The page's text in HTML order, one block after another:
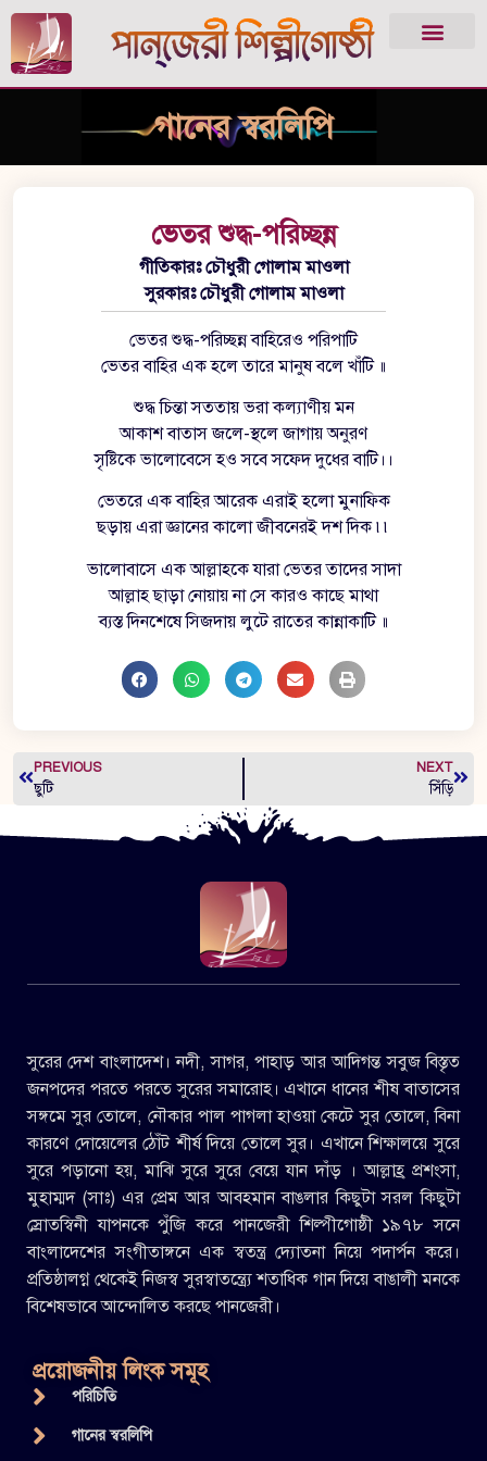
গানের স্বরলিপি
ভেতর শুদ্ধ-পরিচ্ছন্ন
গীতিকারঃ চৌধুরী গোলাম মাওলা
সুরকারঃ চৌধুরী গোলাম মাওলা
ভেতর শুদ্ধ-পরিচ্ছন্ন বাহিরেও পরিপাটি
ভেতর বাহির এক হলে তারে মানুষ বলে খাঁটি ॥
শুদ্ধ চিন্তা সততায় ভরা কল্যাণীয় মন
আকাশ বাতাস জলে-স্থলে জাগায় অনুরণ
সৃষ্টিকে ভালোবেসে হও সবে সফেদ দুধের বাটি।।
ভেতরে এক বাহির আরেক এরাই হলো মুনাফিক
ছড়ায় এরা জ্ঞানের কালো জীবনেরই দশ দিক ৷৷
ভালোবাসে এক আল্লাহকে যারা ভেতর তাদের সাদা
আল্লাহ ছাড়া নোয়ায় না সে কারও কাছে মাথা
ব্যস্ত দিনশেষে সিজদায় লুটে রাতের কান্নাকাটি ॥
PREVIOUS
ছুটি
NEXT
সিঁড়ি
সুরের দেশ বাংলাদেশ। নদী, সাগর, পাহাড় আর আদিগন্ত সবুজ বিস্তৃত
জনপদের পরতে পরতে সুরের সমারোহ। এখানে ধানের শীষ বাতাসের
সঙ্গমে সুর তোলে, নৌকার পাল পাগলা হাওয়া কেটে সুর তোলে, বিনা
কারণে দোয়েলের ঠোঁট শীর্ষ দিয়ে তোলে সুর। এখানে শিক্ষালয়ে সুরে
সুরে পড়ানো হয়, মাঝি সুরে সুরে বেয়ে যান দাঁড় । আল্লাহ্র প্রশংসা,
মুহাম্মদ (সাঃ) এর প্রেম আর আবহমান বাঙলার কিছুটা সরল কিছুটা
স্রোতস্বিনী যাপনকে পুঁজি করে পানজেরী শিল্পীগোষ্ঠী ১৯৭৮ সনে
বাংলাদেশের সংগীতাঙ্গনে এক স্বতন্ত্র দ্যোতনা নিয়ে পদার্পন করে।
প্রতিষ্ঠালগ্ন থেকেই নিজস্ব সুরস্বাতন্ত্র্যে শতাধিক গান দিয়ে বাঙালী মনকে
বিশেষভাবে আন্দোলিত করছে পানজেরী।
প্রয়োজনীয় লিংক সমূহ
পরিচিতি
গানের স্বরলিপি